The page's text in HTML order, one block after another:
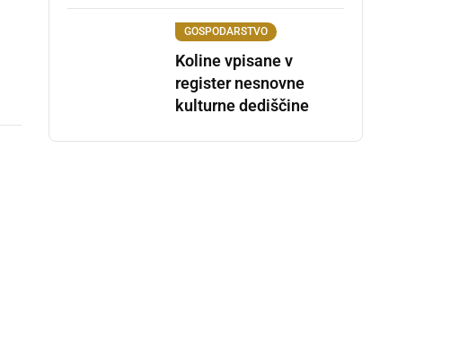
GOSPODARSTVO
Koline vpisane v
register nesnovne
kulturne dediščine